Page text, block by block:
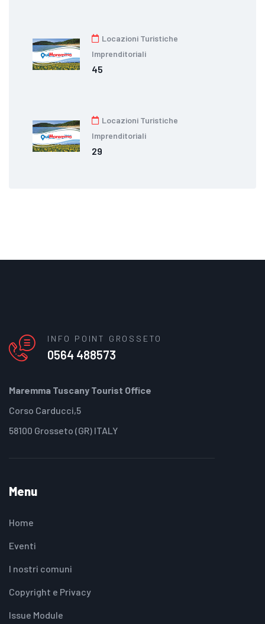
Locazioni Turistiche
Imprenditoriali
45
Locazioni Turistiche
Imprenditoriali
29
INFO POINT GROSSETO
0564 488573
Maremma Tuscany Tourist Office
Corso Carducci,5
58100 Grosseto (GR) ITALY
Menu
Home
Eventi
I nostri comuni
Copyright e Privacy
Issue Module